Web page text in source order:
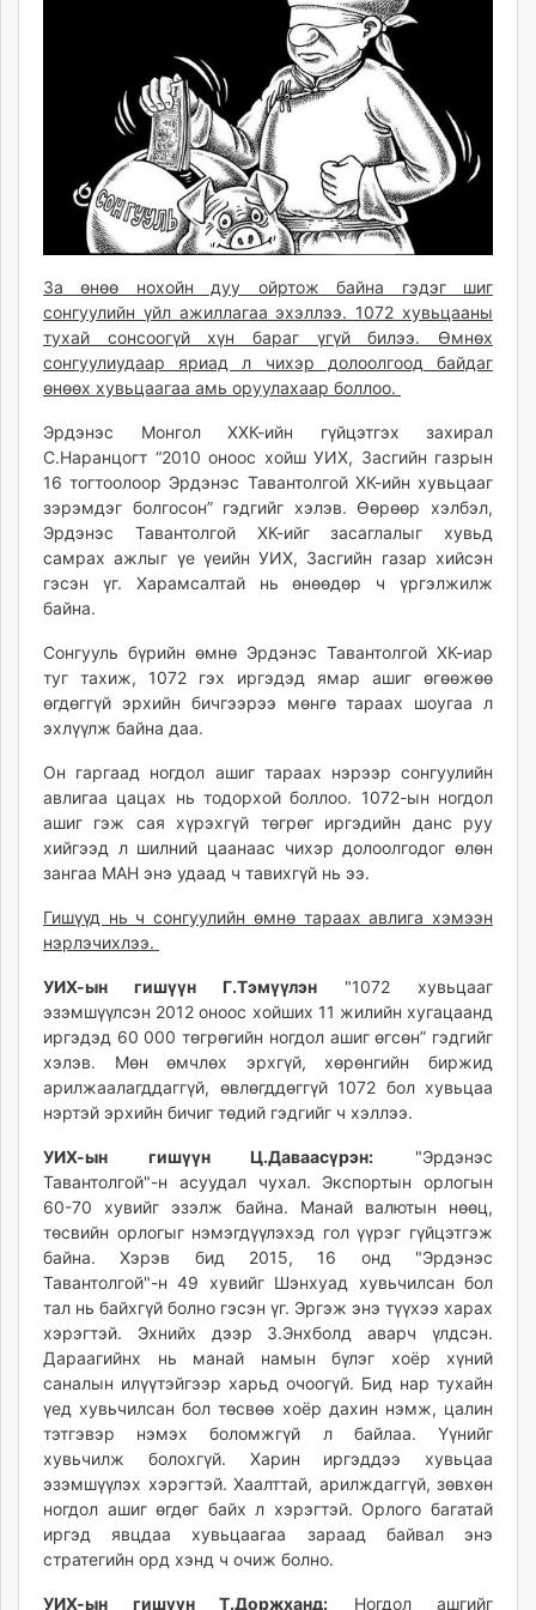
eagle.mn
ergelt.mn
zarig.mn
today.mn
zuv.mn
mminfo.mn
ugluu.mn
unen.mn
asu.mn
shuurhai.mn
unuudur.mn
isee.mn
mglradio.com
fact.mn
itoim.mn
tumen.mn
shuum.mn
times.mn
tvmongolia.mn
mass.mn
unegui.mn
assa.mn
toim.mn
tac.mn
paparazzi.mn
unread.today
За өнөө нохойн дуу ойртож байна гэдэг шиг
сонгуулийн үйл ажиллагаа эхэллээ. 1072 хувьцааны
тухай сонсоогүй хүн бараг үгүй билээ. Өмнөх
сонгуулиудаар яриад л чихэр долоолгоод байдаг
өнөөх хувьцаагаа амь оруулахаар боллоо.
Эрдэнэс Монгол ХХК-ийн гүйцэтгэх захирал
С.Наранцогт “2010 оноос хойш УИХ, Засгийн газрын
16 тогтоолоор Эрдэнэс Тавантолгой ХК-ийн хувьцааг
зэрэмдэг болгосон” гэдгийг хэлэв. Өөрөөр хэлбэл,
Эрдэнэс Тавантолгой ХК-ийг засаглалыг хувьд
самрах ажлыг үе үеийн УИХ, Засгийн газар хийсэн
гэсэн үг. Харамсалтай нь өнөөдөр ч үргэлжилж
байна.
Сонгууль бүрийн өмнө Эрдэнэс Тавантолгой ХК-иар
туг тахиж, 1072 гэх иргэдэд ямар ашиг өгөөжөө
өгдөггүй эрхийн бичгээрээ мөнгө тараах шоугаа л
эхлүүлж байна даа.
Он гаргаад ногдол ашиг тараах нэрээр сонгуулийн
авлигаа цацах нь тодорхой боллоо. 1072-ын ногдол
ашиг гэж сая хүрэхгүй төгрөг иргэдийн данс руу
хийгээд л шилний цаанаас чихэр долоолгодог өлөн
зангаа МАН энэ удаад ч тавихгүй нь ээ.
Гишүүд нь ч сонгуулийн өмнө тараах авлига хэмээн
нэрлэчихлээ.
УИХ-ын гишүүн Г.Тэмүүлэн "1072 хувьцааг
эзэмшүүлсэн 2012 оноос хойших 11 жилийн хугацаанд
иргэдэд 60 000 төгрөгийн ногдол ашиг өгсөн” гэдгийг
хэлэв. Мөн өмчлөх эрхгүй, хөрөнгийн биржид
арилжаалагддаггүй, өвлөгддөггүй 1072 бол хувьцаа
нэртэй эрхийн бичиг төдий гэдгийг ч хэллээ.
УИХ-ын гишүүн Ц.Даваасүрэн: "Эрдэнэс
Тавантолгой"-н асуудал чухал. Экспортын орлогын
60-70 хувийг эзэлж байна. Манай валютын нөөц,
төсвийн орлогыг нэмэгдүүлэхэд гол үүрэг гүйцэтгэж
байна. Хэрэв бид 2015, 16 онд "Эрдэнэс
Тавантолгой"-н 49 хувийг Шэнхуад хувьчилсан бол
тал нь байхгүй болно гэсэн үг. Эргэж энэ түүхээ харах
хэрэгтэй. Эхнийх дээр З.Энхболд аварч үлдсэн.
Дараагийнх нь манай намын бүлэг хоёр хүний
саналын илүүтэйгээр харьд очоогүй. Бид нар тухайн
үед хувьчилсан бол төсвөө хоёр дахин нэмж, цалин
тэтгэвэр нэмэх боломжгүй л байлаа. Үүнийг
хувьчилж болохгүй. Харин иргэддээ хувьцаа
эзэмшүүлэх хэрэгтэй. Хаалттай, арилждаггүй, зөвхөн
ногдол ашиг өгдөг байх л хэрэгтэй. Орлого багатай
иргэд явцдаа хувьцаагаа зараад байвал энэ
стратегийн орд хэнд ч очиж болно.
УИХ-ын гишүүн Т.Доржханд: Ногдол ашгийг